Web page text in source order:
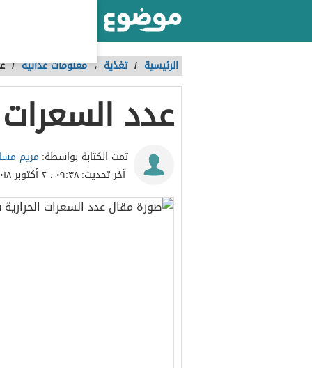
الرئيسية / تغذية ،معلومات غذائية /
عدد
تمت الكتابة بواسطة: مريم
آخر تحديث:٠٩:٣٨ ، ٢ أكتوبر ٢٠١٨